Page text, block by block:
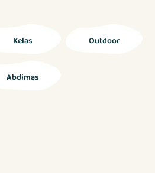
Kelas Outdoor
Abdimas